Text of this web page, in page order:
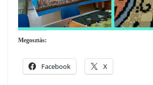
Megosztás:
Facebook X